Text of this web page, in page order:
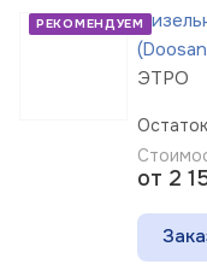
РЕКОМЕНДУЕМ
ЭТРО
от 2